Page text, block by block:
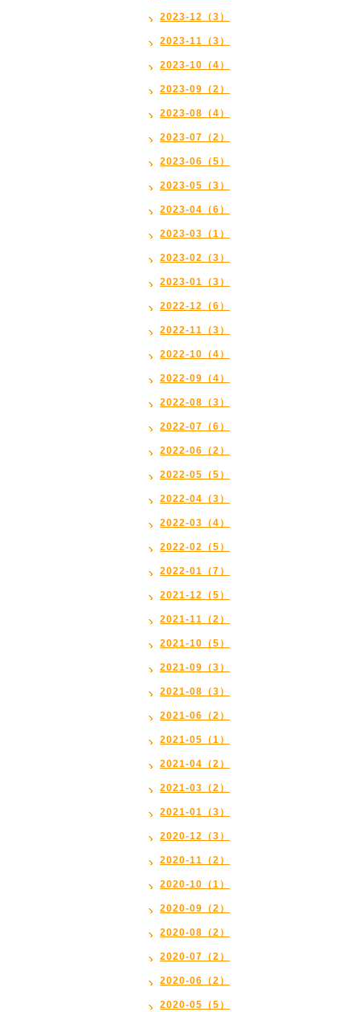
2023-12（3）
2023-11（3）
2023-10（4）
2023-09（2）
2023-08（4）
2023-07（2）
2023-06（5）
2023-05（3）
2023-04（6）
2023-03（1）
2023-02（3）
2023-01（3）
2022-12（6）
2022-11（3）
2022-10（4）
2022-09（4）
2022-08（3）
2022-07（6）
2022-06（2）
2022-05（5）
2022-04（3）
2022-03（4）
2022-02（5）
2022-01（7）
2021-12（5）
2021-11（2）
2021-10（5）
2021-09（3）
2021-08（3）
2021-06（2）
2021-05（1）
2021-04（2）
2021-03（2）
2021-01（3）
2020-12（3）
2020-11（2）
2020-10（1）
2020-09（2）
2020-08（2）
2020-07（2）
2020-06（2）
2020-05（5）